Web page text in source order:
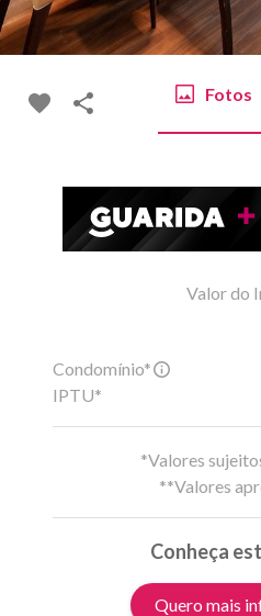
Fotos
Valor do
Condomínio*
IPTU*
*Valores
**Valores
Conheça
Quero mais